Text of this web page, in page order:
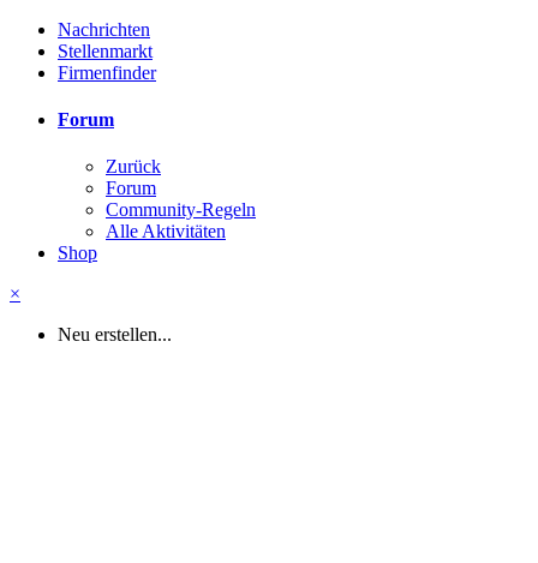
Nachrichten
Stellenmarkt
Firmenfinder
Forum
Zurück
Forum
Community-Regeln
Alle Aktivitäten
Shop
×
Neu erstellen...